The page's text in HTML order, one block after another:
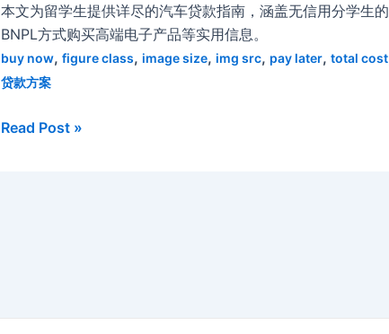
本文为留学生提供详尽的汽车贷款指南，涵盖无信用分学生
BNPL方式购买高端电子产品等实用信息。
buy now, figure class, image size, img src, pay later, total cost
贷款方案
留
Read Post »